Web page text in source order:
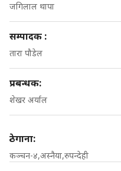
जगिलाल थापा
सम्पादक :
तारा पौडेल
प्रबन्धक:
शेखर अर्याल
ठेगाना:
कञ्चन-४,अस्नैया,रुपन्देही